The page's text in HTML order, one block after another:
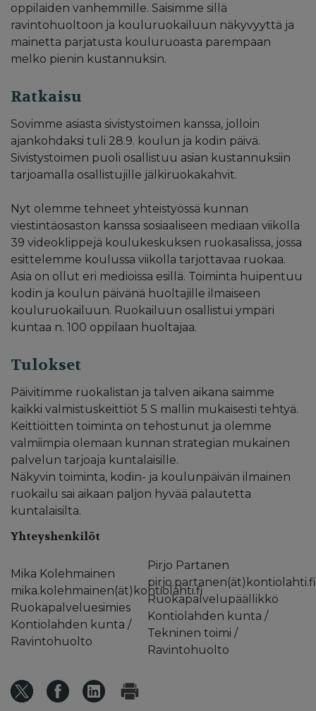
oppilaiden vanhemmille. Saisimme sillä
ravintohuoltoon ja kouluruokailuun näkyvyyttä ja
mainetta parjatusta kouluruoasta parempaan
melko pienin kustannuksin.
Ratkaisu
Sovimme asiasta sivistystoimen kanssa, jolloin
ajankohdaksi tuli 28.9. koulun ja kodin päivä.
Sivistystoimen puoli osallistuu asian kustannuksiin
tarjoamalla osallistujille jälkiruokakahvit.
Nyt olemme tehneet yhteistyössä kunnan
viestintäosaston kanssa sosiaaliseen mediaan viikolla
39 videoklippejä koulukeskuksen ruokasalissa, jossa
esittelemme koulussa viikolla tarjottavaa ruokaa.
Asia on ollut eri medioissa esillä. Toiminta huipentuu
kodin ja koulun päivänä huoltajille ilmaiseen
kouluruokailuun. Ruokailuun osallistui ympäri
kuntaa n. 100 oppilaan huoltajaa.
Tulokset
Päivitimme ruokalistan ja talven aikana saimme
kaikki valmistuskeittiöt 5 S mallin mukaisesti tehtyä.
Keittiöitten toiminta on tehostunut ja olemme
valmiimpia olemaan kunnan strategian mukainen
palvelun tarjoaja kuntalaisille.
Näkyvin toiminta, kodin- ja koulunpäivän ilmainen
ruokailu sai aikaan paljon hyvää palautetta
kuntalaisilta.
Yhteyshenkilöt
Mika Kolehmainen
mika.kolehmainen(ät)kontiolahti.fi
Ruokapalveluesimies
Kontiolahden kunta /
Ravintohuolto
Pirjo Partanen
pirjo.partanen(ät)kontiolahti.fi
Ruokapalvelupäällikkö
Kontiolahden kunta /
Tekninen toimi /
Ravintohuolto